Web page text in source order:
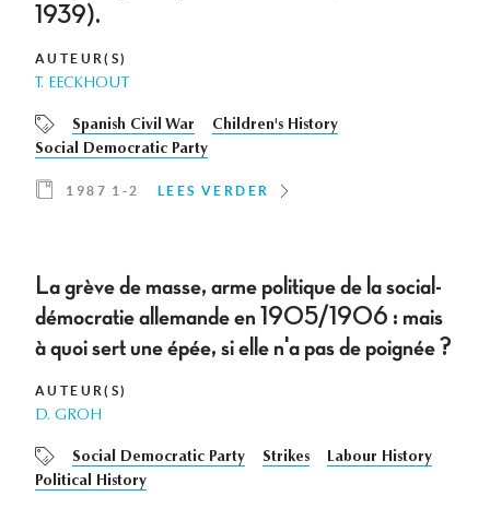
1939).
AUTEUR(S)
T. EECKHOUT
Spanish Civil War
Children's History
Social Democratic Party
1987 1-2 LEES VERDER
La grève de masse, arme politique de la social-
démocratie allemande en 1905/1906 : mais
à quoi sert une épée, si elle n'a pas de poignée ?
AUTEUR(S)
D. GROH
Social Democratic Party Strikes
Labour History
Political History